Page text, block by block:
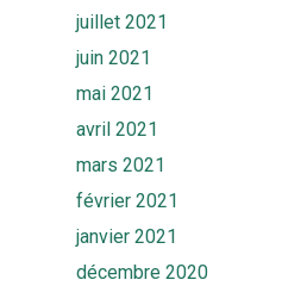
juillet 2021
juin 2021
mai 2021
avril 2021
mars 2021
février 2021
janvier 2021
décembre 2020